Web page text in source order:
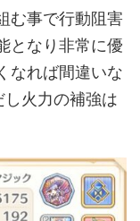
む事で行動阻害
となり非常に優
なれば間違いな
し火力の補強は